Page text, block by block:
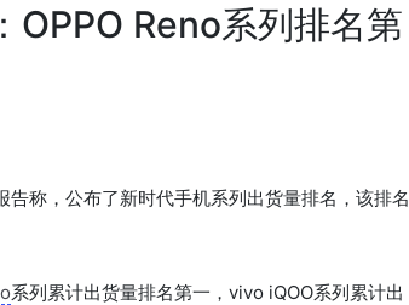
OPPO Reno系列排名第
称，公布了新时代手机系列出货量排名，该排名
系列累计出货量排名第一，vivo iQOO系列累计出